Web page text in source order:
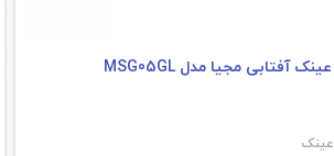
عینک آفتابی مجیا مدل MSG05GL
عینک